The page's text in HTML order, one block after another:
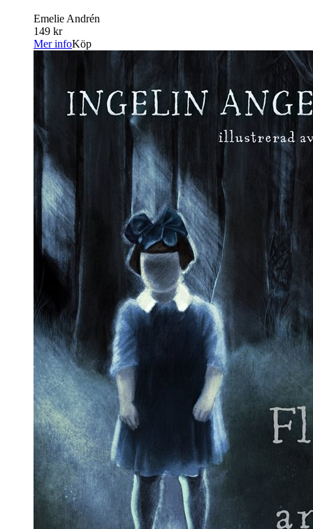
Emelie Andrén
149 kr
Mer infoKöp